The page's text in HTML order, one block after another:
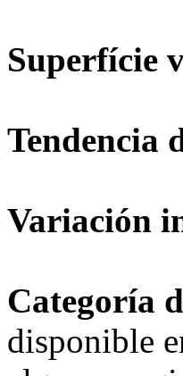
Superfície
Tendencia
Variación
Categoría
disponible